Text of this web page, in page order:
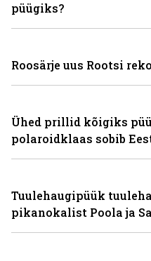
püügiks?
Roosärje uus Rootsi
Ühed prillid kõigiks
polaroidklaas sobib
Tuulehaugipüük
pikanokalist Poola ja